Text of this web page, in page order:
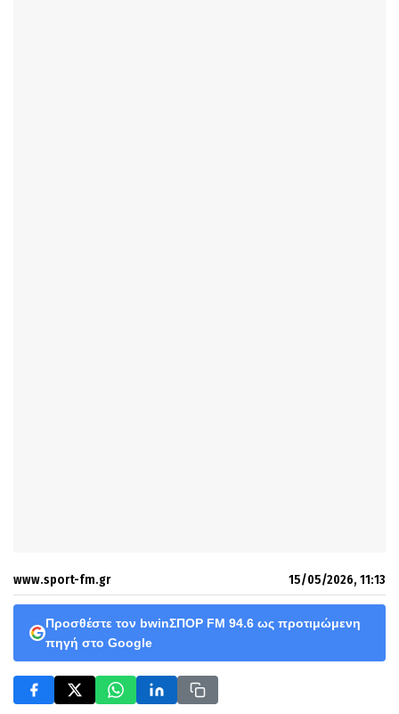
www.sport-fm.gr 15/05/2026, 11:13
Προσθέστε τον bwinΣΠΟΡ FM 94.6 ως προτιμώμενη
πηγή στο Google